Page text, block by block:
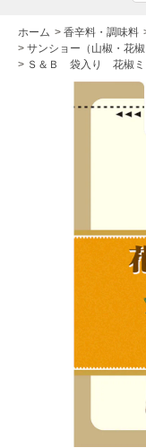
ホーム > 香辛料・調味料
> サンショー（山椒・花椒
> Ｓ＆Ｂ 袋入り 花椒ミ